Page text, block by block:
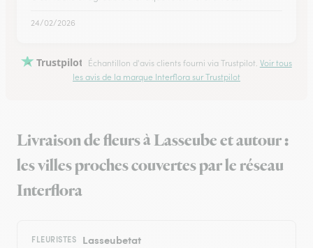
24/02/2026
Trustpilot Échantillon d'avis clients fourni via Trustpilot. Voir tous
les avis de la marque Interflora sur Trustpilot
Livraison de fleurs à Lasseube et autour :
les villes proches couvertes par le réseau
Interflora
FLEURISTES Lasseubetat